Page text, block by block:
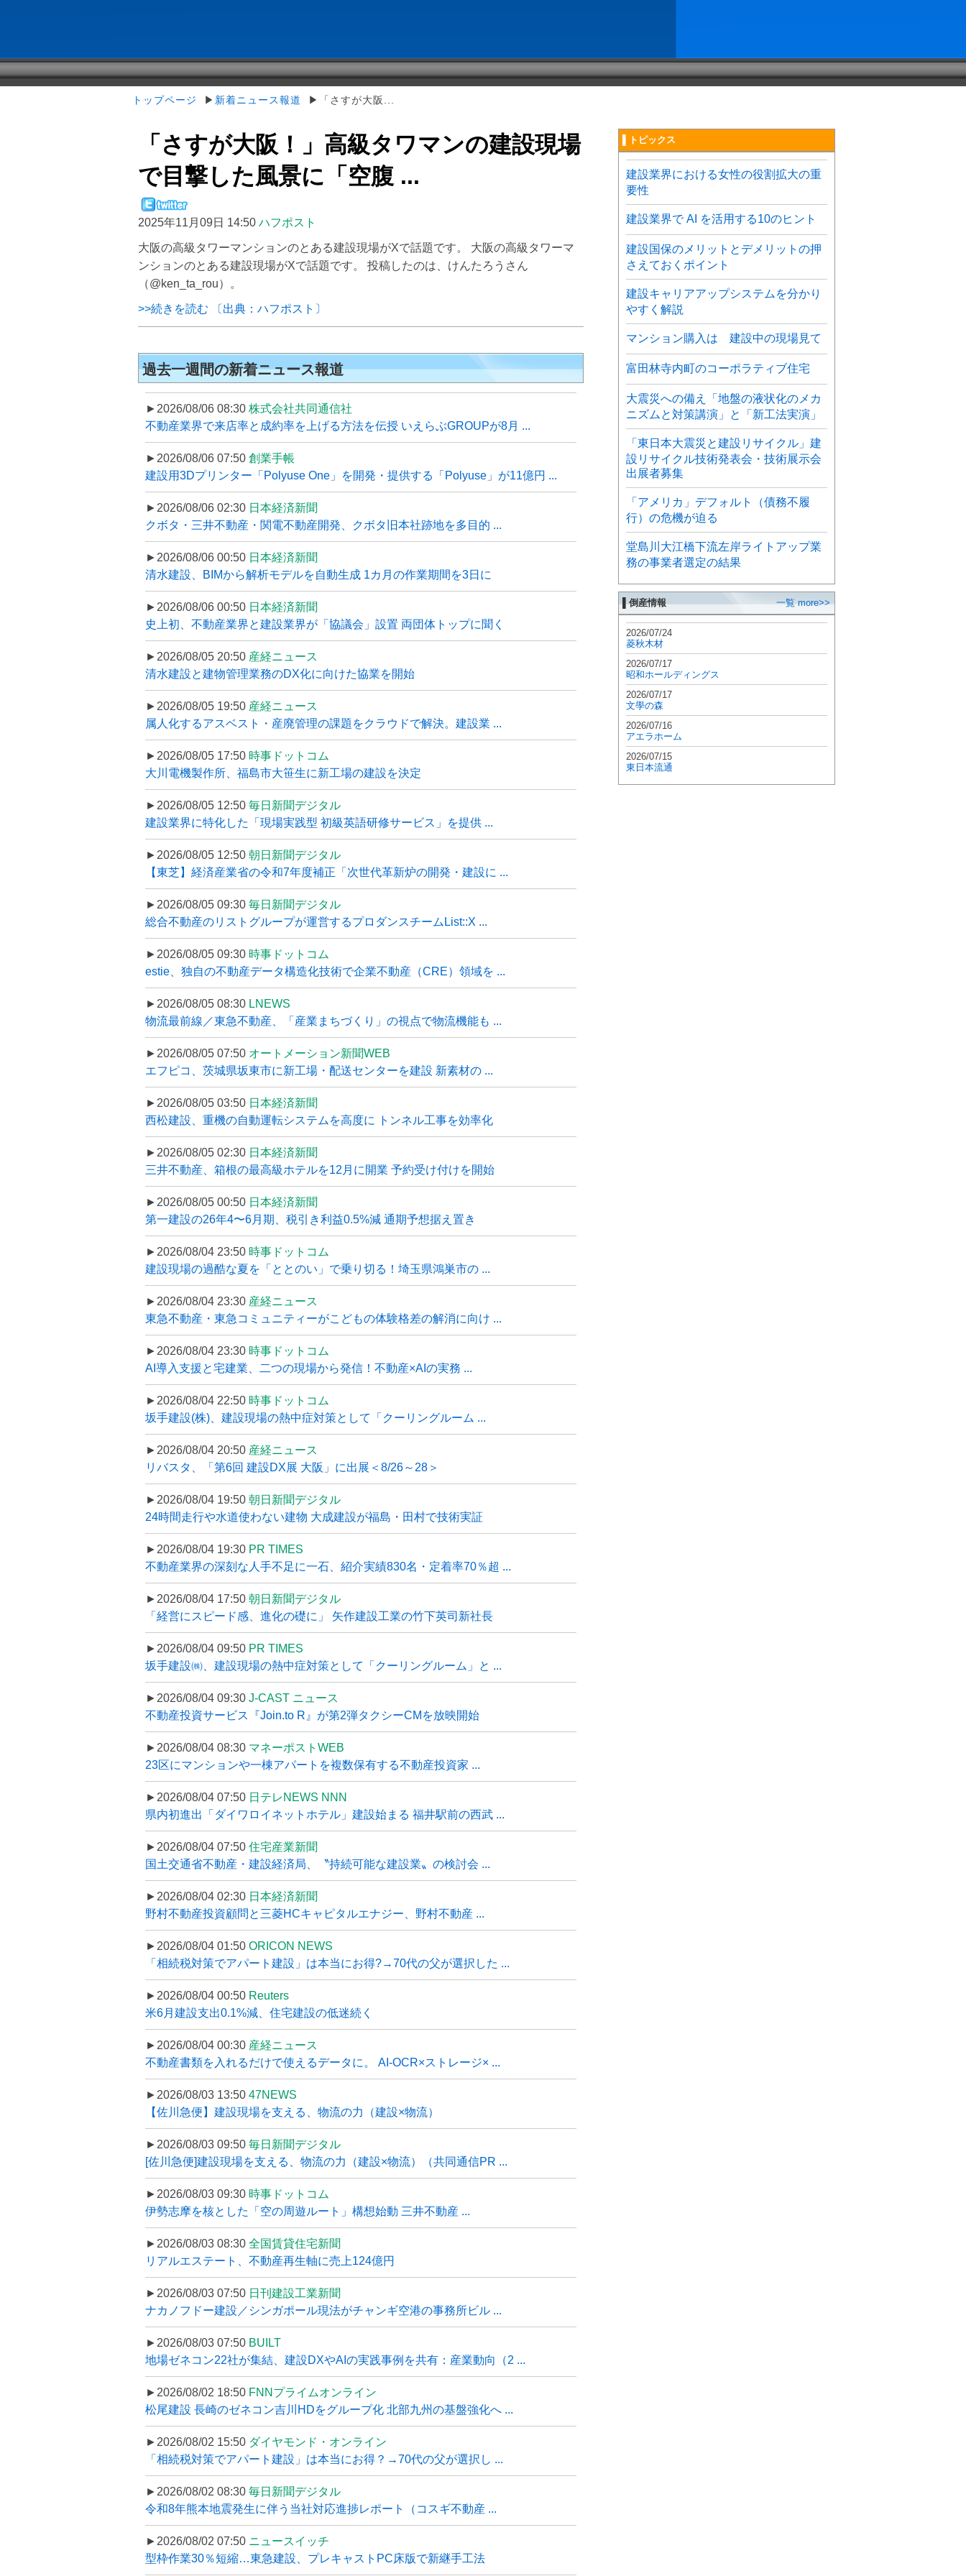
トップページ ▶ 新着ニュース報道 ▶「さすが大阪...
「さすが大阪！」高級タワマンの建設現場
で目撃した風景に「空腹 ...
2025年11月09日 14:50 ハフポスト
大阪の高級タワーマンションのとある建設現場がXで話題です。 大阪の高級タワーマ
ンションのとある建設現場がXで話題です。 投稿したのは、けんたろうさん
（@ken_ta_rou）。
>>続きを読む 〔出典：ハフポスト〕
過去一週間の新着ニュース報道
►2026/08/06 08:30 株式会社共同通信社
不動産業界で来店率と成約率を上げる方法を伝授 いえらぶGROUPが8月 ...
►2026/08/06 07:50 創業手帳
建設用3Dプリンター「Polyuse One」を開発・提供する「Polyuse」が11億円 ...
►2026/08/06 02:30 日本経済新聞
クボタ・三井不動産・関電不動産開発、クボタ旧本社跡地を多目的 ...
►2026/08/06 00:50 日本経済新聞
清水建設、BIMから解析モデルを自動生成 1カ月の作業期間を3日に
►2026/08/06 00:50 日本経済新聞
史上初、不動産業界と建設業界が「協議会」設置 両団体トップに聞く
►2026/08/05 20:50 産経ニュース
清水建設と建物管理業務のDX化に向けた協業を開始
►2026/08/05 19:50 産経ニュース
属人化するアスベスト・産廃管理の課題をクラウドで解決。建設業 ...
►2026/08/05 17:50 時事ドットコム
大川電機製作所、福島市大笹生に新工場の建設を決定
►2026/08/05 12:50 毎日新聞デジタル
建設業界に特化した「現場実践型 初級英語研修サービス」を提供 ...
►2026/08/05 12:50 朝日新聞デジタル
【東芝】経済産業省の令和7年度補正「次世代革新炉の開発・建設に ...
►2026/08/05 09:30 毎日新聞デジタル
総合不動産のリストグループが運営するプロダンスチームList::X ...
►2026/08/05 09:30 時事ドットコム
estie、独自の不動産データ構造化技術で企業不動産（CRE）領域を ...
►2026/08/05 08:30 LNEWS
物流最前線／東急不動産、「産業まちづくり」の視点で物流機能も ...
►2026/08/05 07:50 オートメーション新聞WEB
エフピコ、茨城県坂東市に新工場・配送センターを建設 新素材の ...
►2026/08/05 03:50 日本経済新聞
西松建設、重機の自動運転システムを高度に トンネル工事を効率化
►2026/08/05 02:30 日本経済新聞
三井不動産、箱根の最高級ホテルを12月に開業 予約受け付けを開始
►2026/08/05 00:50 日本経済新聞
第一建設の26年4〜6月期、税引き利益0.5%減 通期予想据え置き
►2026/08/04 23:50 時事ドットコム
建設現場の過酷な夏を「ととのい」で乗り切る！埼玉県鴻巣市の ...
►2026/08/04 23:30 産経ニュース
東急不動産・東急コミュニティーがこどもの体験格差の解消に向け ...
►2026/08/04 23:30 時事ドットコム
AI導入支援と宅建業、二つの現場から発信！不動産×AIの実務 ...
►2026/08/04 22:50 時事ドットコム
坂手建設(株)、建設現場の熱中症対策として「クーリングルーム ...
►2026/08/04 20:50 産経ニュース
リバスタ、「第6回 建設DX展 大阪」に出展＜8/26～28＞
►2026/08/04 19:50 朝日新聞デジタル
24時間走行や水道使わない建物 大成建設が福島・田村で技術実証
►2026/08/04 19:30 PR TIMES
不動産業界の深刻な人手不足に一石、紹介実績830名・定着率70％超 ...
►2026/08/04 17:50 朝日新聞デジタル
「経営にスピード感、進化の礎に」 矢作建設工業の竹下英司新社長
►2026/08/04 09:50 PR TIMES
坂手建設㈱、建設現場の熱中症対策として「クーリングルーム」と ...
►2026/08/04 09:30 J-CAST ニュース
不動産投資サービス『Join.to R』が第2弾タクシーCMを放映開始
►2026/08/04 08:30 マネーポストWEB
23区にマンションや一棟アパートを複数保有する不動産投資家 ...
►2026/08/04 07:50 日テレNEWS NNN
県内初進出「ダイワロイネットホテル」建設始まる 福井駅前の西武 ...
►2026/08/04 07:50 住宅産業新聞
国土交通省不動産・建設経済局、〝持続可能な建設業〟の検討会 ...
►2026/08/04 02:30 日本経済新聞
野村不動産投資顧問と三菱HCキャピタルエナジー、野村不動産 ...
►2026/08/04 01:50 ORICON NEWS
「相続税対策でアパート建設」は本当にお得?→70代の父が選択した ...
►2026/08/04 00:50 Reuters
米6月建設支出0.1%減、住宅建設の低迷続く
►2026/08/04 00:30 産経ニュース
不動産書類を入れるだけで使えるデータに。 AI-OCR×ストレージ× ...
►2026/08/03 13:50 47NEWS
【佐川急便】建設現場を支える、物流の力（建設×物流）
►2026/08/03 09:50 毎日新聞デジタル
[佐川急便]建設現場を支える、物流の力（建設×物流）（共同通信PR ...
►2026/08/03 09:30 時事ドットコム
伊勢志摩を核とした「空の周遊ルート」構想始動 三井不動産 ...
►2026/08/03 08:30 全国賃貸住宅新聞
リアルエステート、不動産再生軸に売上124億円
►2026/08/03 07:50 日刊建設工業新聞
ナカノフドー建設／シンガポール現法がチャンギ空港の事務所ビル ...
►2026/08/03 07:50 BUILT
地場ゼネコン22社が集結、建設DXやAIの実践事例を共有：産業動向（2 ...
►2026/08/02 18:50 FNNプライムオンライン
松尾建設 長崎のゼネコン吉川HDをグループ化 北部九州の基盤強化へ ...
►2026/08/02 15:50 ダイヤモンド・オンライン
「相続税対策でアパート建設」は本当にお得？→70代の父が選択し ...
►2026/08/02 08:30 毎日新聞デジタル
令和8年熊本地震発生に伴う当社対応進捗レポート（コスギ不動産 ...
►2026/08/02 07:50 ニュースイッチ
型枠作業30％短縮…東急建設、プレキャストPC床版で新継手工法
▌トピックス
建設業界における女性の役割拡大の重
要性
建設業界で AI を活用する10のヒント
建設国保のメリットとデメリットの押
さえておくポイント
建設キャリアアップシステムを分かり
やすく解説
マンション購入は 建設中の現場見て
富田林寺内町のコーポラティブ住宅
大震災への備え「地盤の液状化のメカ
ニズムと対策講演」と「新工法実演」
「東日本大震災と建設リサイクル」建
設リサイクル技術発表会・技術展示会
出展者募集
「アメリカ」デフォルト（債務不履
行）の危機が迫る
堂島川大江橋下流左岸ライトアップ業
務の事業者選定の結果
▌倒産情報 一覧 more>>
2026/07/24
菱秋木材
2026/07/17
昭和ホールディングス
2026/07/17
文學の森
2026/07/16
アエラホーム
2026/07/15
東日本流通